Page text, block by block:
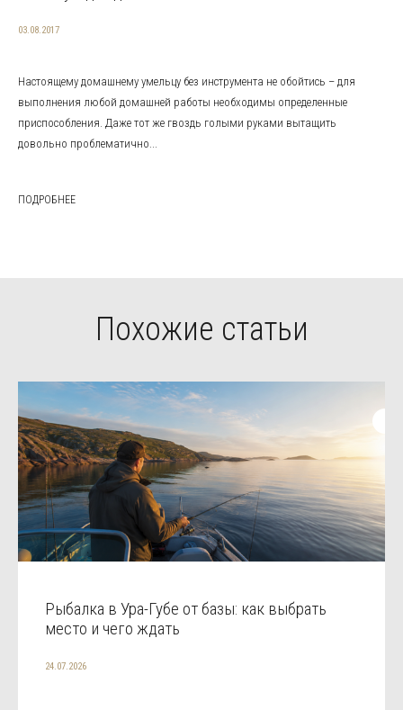
03.08.2017
Настоящему домашнему умельцу без инструмента не обойтись – для
выполнения любой домашней работы необходимы определенные
приспособления. Даже тот же гвоздь голыми руками вытащить
довольно проблематично...
ПОДРОБНЕЕ
Похожие статьи
Рыбалка в Ура-Губе от базы: как выбрать
место и чего ждать
24.07.2026